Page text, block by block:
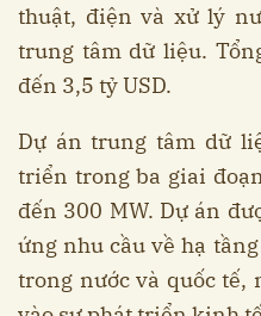
thuật, điện và xử lý
trung tâm dữ liệu.
đến 3,5 tỷ USD.
Dự án trung tâm dữ
triển trong ba giai
đến 300 MW. Dự án
ứng nhu cầu về hạ
trong nước và quốc tế,